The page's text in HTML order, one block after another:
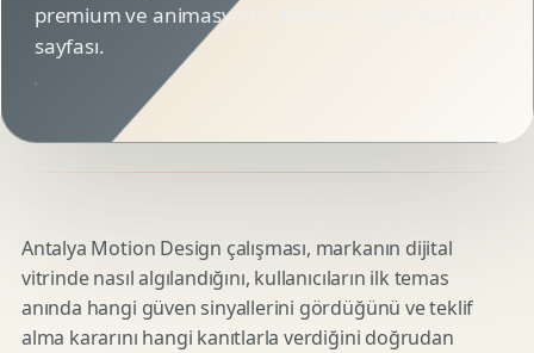
premium ve animasyonlu Motion Design hizmet
sayfası.
Antalya Motion Design çalışması, markanın dijital
vitrinde nasıl algılandığını, kullanıcıların ilk temas
anında hangi güven sinyallerini gördüğünü ve teklif
alma kararını hangi kanıtlarla verdiğini doğrudan